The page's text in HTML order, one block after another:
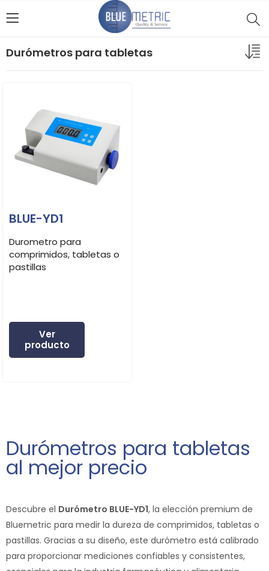
Durómetros para tabletas
BLUE-YD1
Durometro para
comprimidos, tabletas o
pastillas
Ver
producto
Durómetros para tabletas
al mejor precio
Descubre el Durómetro BLUE-YD1, la elección premium de
Bluemetric para medir la dureza de comprimidos, tabletas o
pastillas. Gracias a su diseño, este durómetro está calibrado
para proporcionar mediciones confiables y consistentes,